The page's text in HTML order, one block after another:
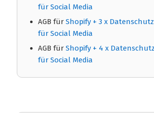
für Social Media
AGB für Shopify + 3 x
für Social Media
AGB für Shopify + 4 x
für Social Media